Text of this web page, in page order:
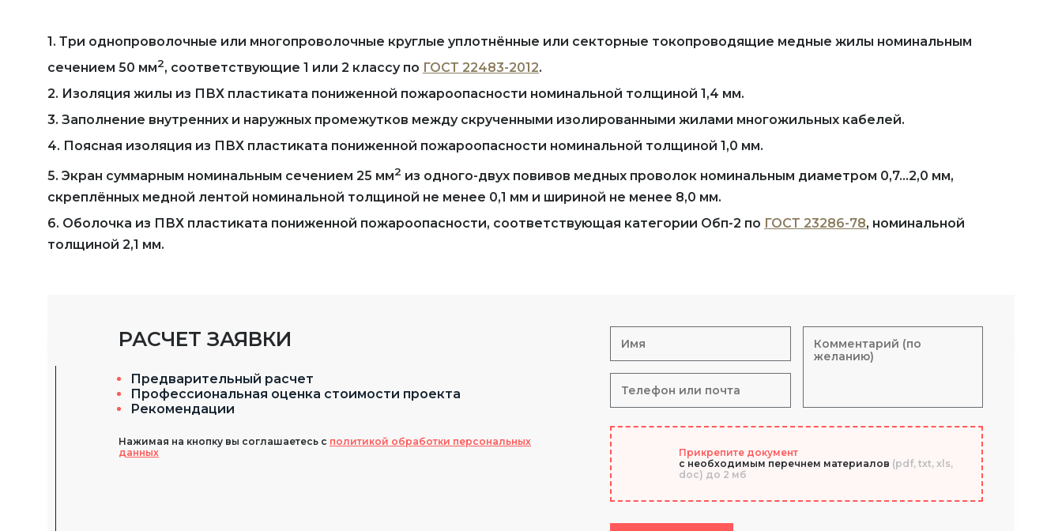
1. Три однопроволочные или многопроволочные круглые уплотнённые или секторные токопроводящие медные жилы номинальным
сечением 50 мм2, соответствующие 1 или 2 классу по ГОСТ 22483-2012.
2. Изоляция жилы из ПВХ пластиката пониженной пожароопасности номинальной толщиной 1,4 мм.
3. Заполнение внутренних и наружных промежутков между скрученными изолированными жилами многожильных кабелей.
4. Поясная изоляция из ПВХ пластиката пониженной пожароопасности номинальной толщиной 1,0 мм.
5. Экран суммарным номинальным сечением 25 мм2 из одного-двух повивов медных проволок номинальным диаметром 0,7...2,0 мм,
скреплённых медной лентой номинальной толщиной не менее 0,1 мм и шириной не менее 8,0 мм.
6. Оболочка из ПВХ пластиката пониженной пожароопасности, соответствующая категории Обп-2 по ГОСТ 23286-78, номинальной
толщиной 2,1 мм.
РАСЧЕТ ЗАЯВКИ
Предварительный расчет
Профессиональная оценка стоимости проекта
Рекомендации
Нажимая на кнопку вы соглашаетесь с политикой обработки персональных
данных
Прикрепите документ
с необходимым перечнем материалов (pdf, txt, xls,
doc) до 2 мб